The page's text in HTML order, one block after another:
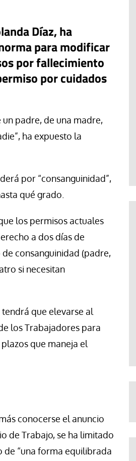
Díaz, ha
para modificar
por fallecimiento
por cuidados
padre, de una madre,
ha expuesto la
por “consanguinidad”,
qué grado.
los permisos actuales
a dos días de
consanguinidad (padre,
si necesitan
que elevarse al
los Trabajadores para
que maneja el
conocerse el anuncio
de Trabajo, se ha limitado
de “una forma equilibrada
de la paz
Caballero